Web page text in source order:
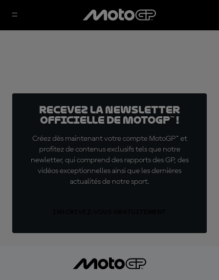
Recevez la Newsletter
officielle de MotoGP™ !
Créez dès maintenant votre compte MotoGP™ et
profitez de contenus exclusifs tels que notre
newletter, qui comprend des rapports des GP, des
vidéos exceptionnelles ainsi que les dernières
actualités de notre sport.